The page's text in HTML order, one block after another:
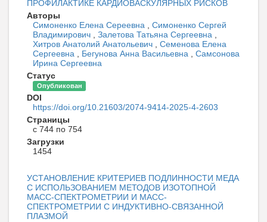
ПРОФИЛАКТИКЕ КАРДИОВАСКУЛЯРНЫХ РИСКОВ
Авторы
Симоненко Елена Сереевна
Симоненко Сергей
Владимирович
Залетова Татьяна Сергеевна
Хитров Анатолий Анатольевич
Семенова Елена
Сергеевна
Бегунова Анна Васильевна
Самсонова
Ирина Сергеевна
Статус
Опубликован
DOI
https://doi.org/10.21603/2074-9414-2025-4-2603
Страницы
с 744 по 754
Загрузки
1454
УСТАНОВЛЕНИЕ КРИТЕРИЕВ ПОДЛИННОСТИ МЕДА
С ИСПОЛЬЗОВАНИЕМ МЕТОДОВ ИЗОТОПНОЙ
МАСС-СПЕКТРОМЕТРИИ И МАСС-
СПЕКТРОМЕТРИИ С ИНДУКТИВНО-СВЯЗАННОЙ
ПЛАЗМОЙ